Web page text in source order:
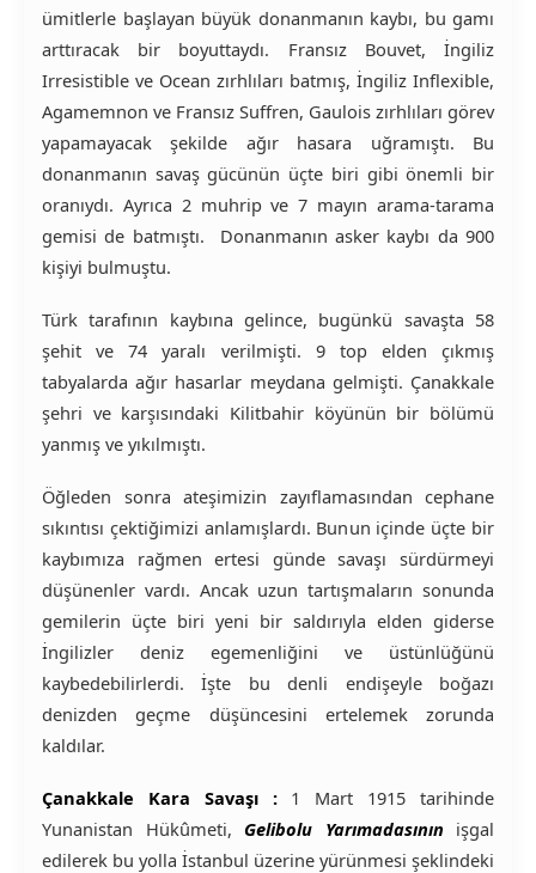
ümitlerle başlayan büyük donanmanın kaybı, bu gamı
arttıracak bir boyuttaydı. Fransız Bouvet, İngiliz
Irresistible ve Ocean zırhlıları batmış, İngiliz Inflexible,
Agamemnon ve Fransız Suffren, Gaulois zırhlıları görev
yapamayacak şekilde ağır hasara uğramıştı. Bu
donanmanın savaş gücünün üçte biri gibi önemli bir
oranıydı. Ayrıca 2 muhrip ve 7 mayın arama-tarama
gemisi de batmıştı. Donanmanın asker kaybı da 900
kişiyi bulmuştu.
Türk tarafının kaybına gelince, bugünkü savaşta 58
şehit ve 74 yaralı verilmişti. 9 top elden çıkmış
tabyalarda ağır hasarlar meydana gelmişti. Çanakkale
şehri ve karşısındaki Kilitbahir köyünün bir bölümü
yanmış ve yıkılmıştı.
Öğleden sonra ateşimizin zayıflamasından cephane
sıkıntısı çektiğimizi anlamışlardı. Bunun içinde üçte bir
kaybımıza rağmen ertesi günde savaşı sürdürmeyi
düşünenler vardı. Ancak uzun tartışmaların sonunda
gemilerin üçte biri yeni bir saldırıyla elden giderse
İngilizler deniz egemenliğini ve üstünlüğünü
kaybedebilirlerdi. İşte bu denli endişeyle boğazı
denizden geçme düşüncesini ertelemek zorunda
kaldılar.
Çanakkale Kara Savaşı : 1 Mart 1915 tarihinde
Yunanistan Hükûmeti, Gelibolu Yarımadasının işgal
edilerek bu yolla İstanbul üzerine yürünmesi şeklindeki